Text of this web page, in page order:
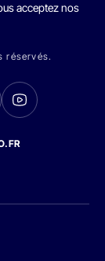
acceptez nos
réservés.